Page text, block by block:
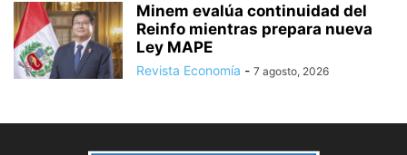
Minem evalúa continuidad del
Reinfo mientras prepara nueva
Ley MAPE
Revista Economía - 7 agosto, 2026